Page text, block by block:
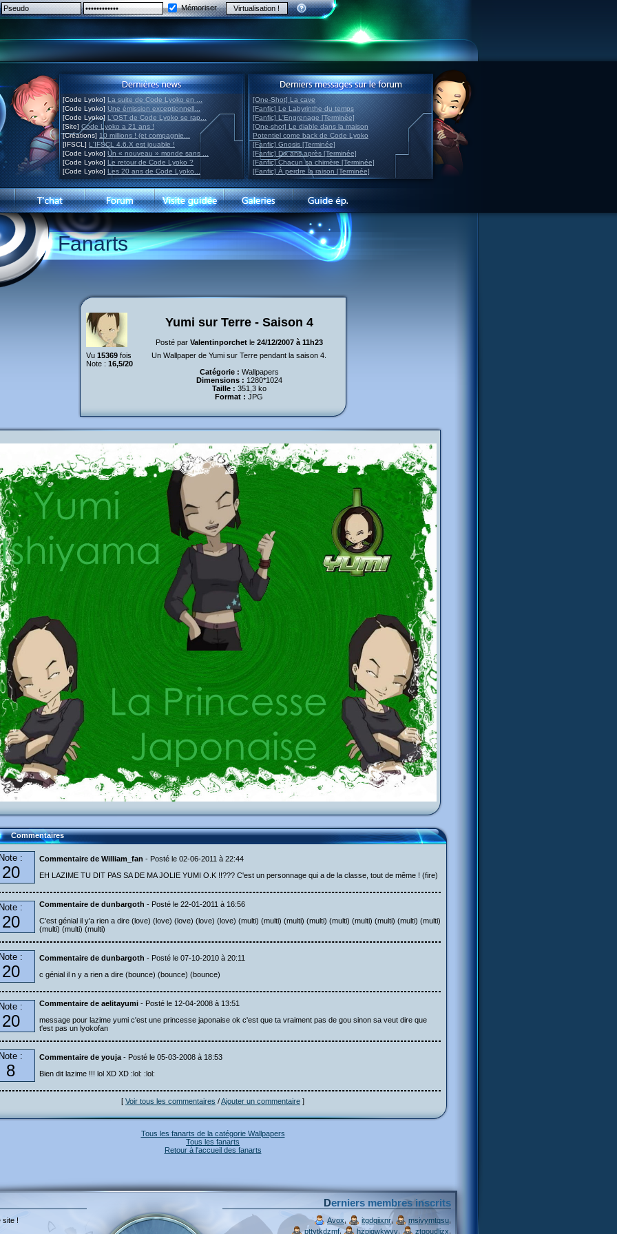
Mémoriser
[Code Lyoko] La suite de Code Lyoko en ...
[Code Lyoko] Une émission exceptionnell...
[Code Lyoko] L'OST de Code Lyoko se rap...
[Site] Code Lyoko a 21 ans !
[Créations] 10 millions ! (et compagnie...
[IFSCL] L'IFSCL 4.6.X est jouable !
[Code Lyoko] Un « nouveau » monde sans ...
[Code Lyoko] Le retour de Code Lyoko ?
[Code Lyoko] Les 20 ans de Code Lyoko...
[One-Shot] La cave
[Fanfic] Le Labyrinthe du temps
[Fanfic] L'Engrenage [Terminée]
[One-shot] Le diable dans la maison
Potentiel come back de Code Lyoko
[Fanfic] Gnosis [Terminée]
[Fanfic] Dix ans après [Terminée]
[Fanfic] Chacun sa chimère [Terminée]
[Fanfic] À perdre la raison [Terminée]
Fanarts
Yumi sur Terre - Saison 4
Posté par Valentinporchetle 24/12/2007 à 11h23
Vu 15369fois
Note : 16,5/20
Un Wallpaper de Yumi sur Terre pendant la saison 4.
Catégorie : Wallpapers
Dimensions : 1280*1024
Taille : 351,3 ko
Format : JPG
Commentaires
Note :
20
Commentaire de William_fan - Posté le 02-06-2011 à 22:44
EH LAZIME TU DIT PAS SA DE MA JOLIE YUMI O.K !!??? C'est un personnage qui a de la classe, tout de même ! (fire)
Note :
20
Commentaire de dunbargoth - Posté le 22-01-2011 à 16:56
C'est génial il y'a rien a dire (love) (love) (love) (love) (love) (multi) (multi) (multi) (multi) (multi) (multi) (multi) (multi) (multi)
(multi) (multi) (multi)
Note :
20
Commentaire de dunbargoth - Posté le 07-10-2010 à 20:11
c génial il n y a rien a dire (bounce) (bounce) (bounce)
Note :
20
Commentaire de aelitayumi - Posté le 12-04-2008 à 13:51
message pour lazime yumi c'est une princesse japonaise ok c'est que ta vraiment pas de gou sinon sa veut dire que
t'est pas un lyokofan
Note :
8
Commentaire de youja - Posté le 05-03-2008 à 18:53
Bien dit lazime !!! lol XD XD :lol: :lol:
[ Voir tous les commentaires /Ajouter un commentaire ]
Tous les fanarts de la catégorie Wallpapers
Tous les fanarts
Retour à l'accueil des fanarts
site !
Derniers membres inscrits
Avox itgdqiixnr, msivymtqsu
pttytkdzmf, hzpjqwkwvv ztgoudljzx